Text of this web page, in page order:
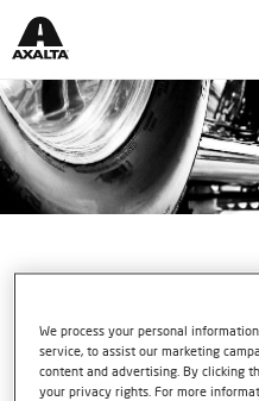
2-Wet
We process your personal
service, to assist our marketing
content and advertising. By clicking
your privacy rights. For more